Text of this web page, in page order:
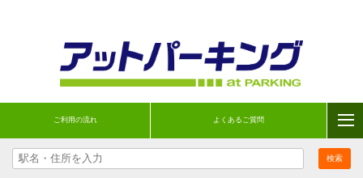
ご利用の流れ よくあるご質問